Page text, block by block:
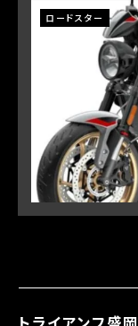
ロードスター